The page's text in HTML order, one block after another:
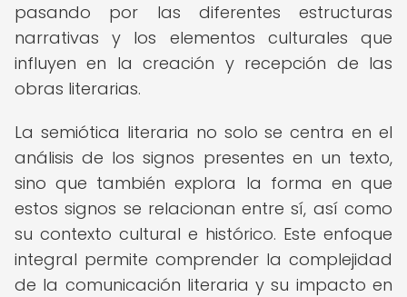
pasando por las diferentes estructuras
narrativas y los elementos culturales que
influyen en la creación y recepción de las
obras literarias.
La semiótica literaria no solo se centra en el
análisis de los signos presentes en un texto,
sino que también explora la forma en que
estos signos se relacionan entre sí, así como
su contexto cultural e histórico. Este enfoque
integral permite comprender la complejidad
de la comunicación literaria y su impacto en